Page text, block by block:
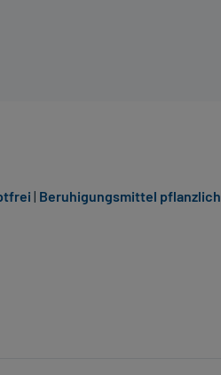
| Beruhigungsmittel pflanzlich